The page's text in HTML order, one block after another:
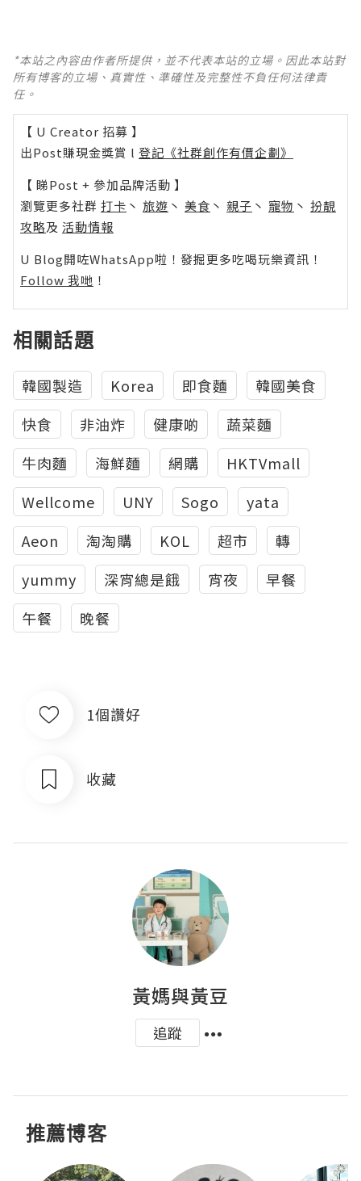
*本站之內容由作者所提供，並不代表本站的立場。因此本站對
所有博客的立場、真實性、準確性及完整性不負任何法律責
任。
【 U Creator 招募 】
出Post賺現金獎賞 l 登記《社群創作有價企劃》
【 睇Post + 參加品牌活動 】
瀏覽更多社群 打卡 丶 旅遊 丶 美食 丶 親子 丶 寵物 丶 扮靚
攻略及 活動情報
U Blog開咗WhatsApp啦！發掘更多吃喝玩樂資訊！
Follow 我哋 ！
相關話題
韓國製造 Korea 即食麵
韓國美食
快食
非油炸 健康啲
蔬菜麵
牛肉麵
海鮮麵 網購
HKTVmall
Wellcome
UNY Sogo
yata
Aeon
淘淘購 KOL 超市
轉
yummy
深宵總是餓 宵夜
早餐
午餐
晚餐
1個讚好
收藏
黃媽與黃豆
追蹤
推薦博客